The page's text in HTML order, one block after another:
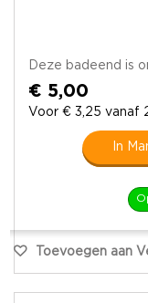
Deze badeend is
€ 5,00
Voor € 3,25 vanaf
In
Toevoegen aan